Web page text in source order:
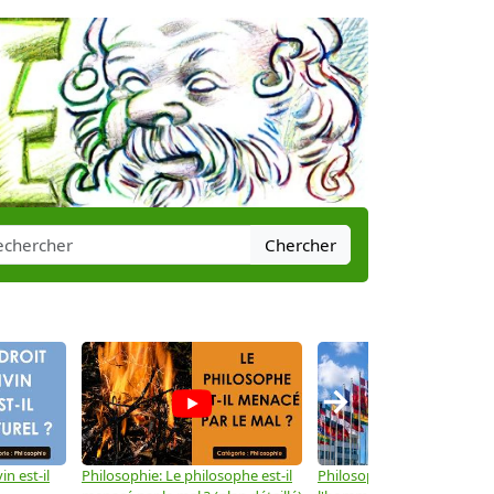
Chercher
est-il
Philosophie: Le philosophe est-il
Philosophie: Les droits de
→